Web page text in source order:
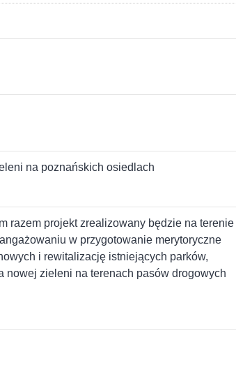
na poznańskich osiedlach
razem projekt zrealizowany będzie na terenie
w przygotowanie merytoryczne
i rewitalizację istniejących parków,
zieleni na terenach pasów drogowych